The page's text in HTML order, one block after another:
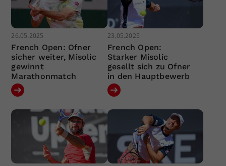
26.05.2025
French Open: Ofner
sicher weiter, Misolic
gewinnt
Marathonmatch
23.05.2025
French Open:
Starker Misolic
gesellt sich zu Ofner
in den Hauptbewerb